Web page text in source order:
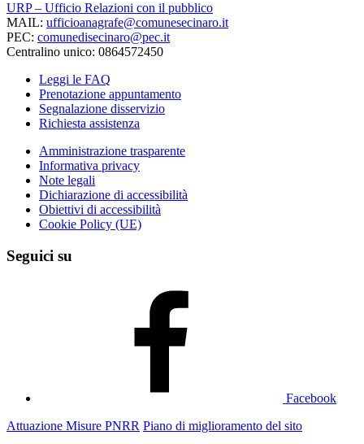
URP – Ufficio Relazioni con il pubblico
MAIL: ufficioanagrafe@comunesecinaro.it
PEC: comunedisecinaro@pec.it
Centralino unico: 0864572450
Leggi le FAQ
Prenotazione appuntamento
Segnalazione disservizio
Richiesta assistenza
Amministrazione trasparente
Informativa privacy
Note legali
Dichiarazione di accessibilità
Obiettivi di accessibilità
Cookie Policy (UE)
Seguici su
Facebook
Attuazione Misure PNRR Piano di miglioramento del sito